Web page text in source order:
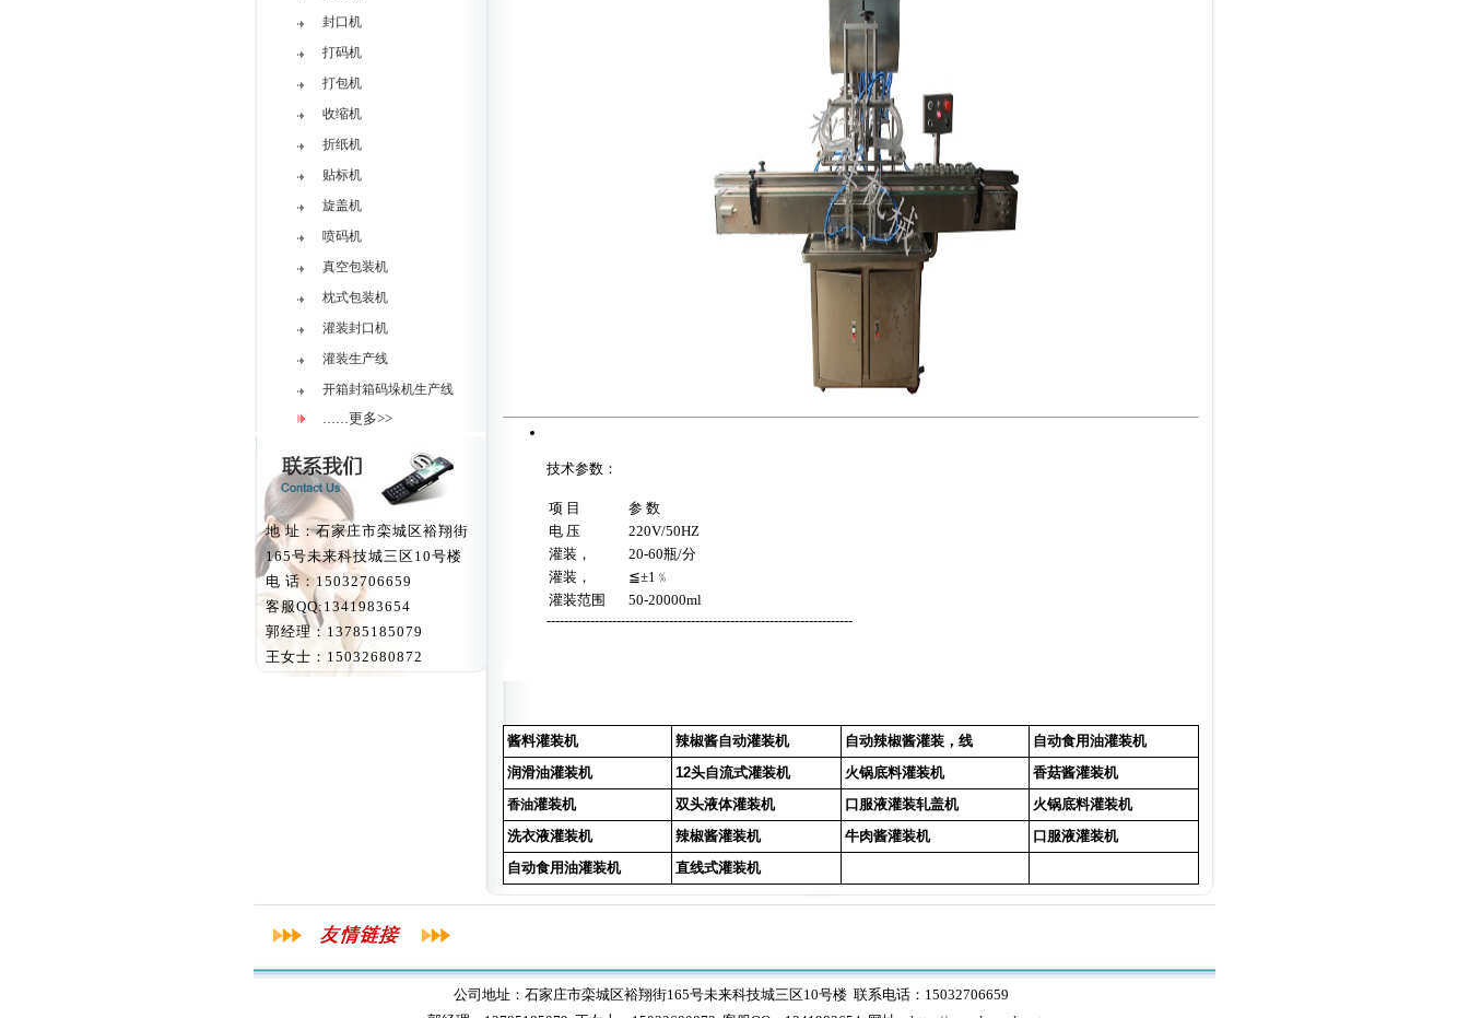
封口机
打码机
打包机
收缩机
折纸机
贴标机
旋盖机
喷码机
真空包装机
枕式包装机
灌装封口机
灌装生产线
开箱封箱码垛机生产线
……更多>>
地 址：石家庄市栾城区裕翔街
165号未来科技城三区10号楼
电 话：15032706659
客服QQ:1341983654
郭经理：13785185079
王女士：15032680872
技术参数：
项 目
参 数
电 压
220V/50HZ
灌装，
20-60瓶/分
灌装，
≦±1﹪
灌装范围
50-20000ml
----------------------------------------------------------------------
酱料灌装机 辣椒酱自动灌装机 自动辣椒酱灌装，线
自动食用油灌装机
润滑油灌装机
12头自流式灌装机 火锅底料灌装机 香菇酱灌装机
香油灌装机 双头液体灌装机 口服液灌装轧盖机
火锅底料灌装机
洗衣液灌装机
辣椒酱灌装机 牛肉酱灌装机
口服液灌装机
自动食用油灌装机
直线式灌装机
公司地址：石家庄市栾城区裕翔街165号未来科技城三区10号楼 联系电话：15032706659